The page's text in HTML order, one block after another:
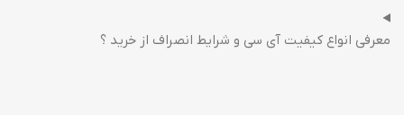
معرفی انواع کیفیت آی سی و شرایط انصراف از خرید ؟